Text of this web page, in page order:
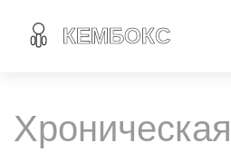
Хроническая